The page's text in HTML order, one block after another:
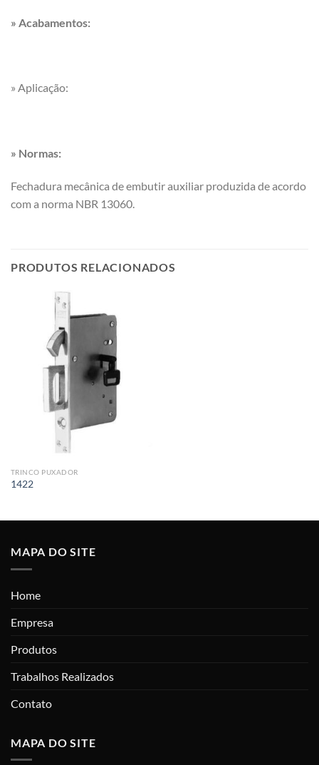
» Acabamentos:
» Aplicação:
» Normas:
Fechadura mecânica de embutir auxiliar produzida de acordo
com a norma NBR 13060.
PRODUTOS RELACIONADOS
TRINCO PUXADOR
1422
MAPA DO SITE
Home
Empresa
Produtos
Trabalhos Realizados
Contato
MAPA DO SITE